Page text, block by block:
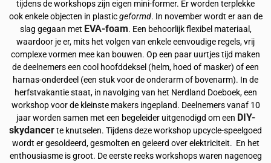
tijdens de workshops zijn eigen mini-former. Er worden terplekke
ook enkele objecten in plasticgeformd. In november wordt er aan de
slag gegaan met EVA-foam. Een behoorlijk flexibel materiaal,
waardoor je er, mits het volgen van enkele eenvoudige regels, vrij
complexe vormen mee kan bouwen. Op een paar uurtjes tijd maken
de deelnemers een cool hoofddeksel (helm, hoed of masker) of een
harnas-onderdeel (een stuk voor de onderarm of bovenarm). In de
herfstvakantie staat, in navolging van het Nerdland Doeboek, een
workshop voor de kleinste makers ingepland. Deelnemers vanaf 10
jaar worden samen met een begeleider uitgenodigd om een DIY-
skydancerte knutselen. Tijdens deze workshop upcycle-speelgoed
wordt er gesoldeerd, gesmolten en geleerd over elektriciteit. En het
enthousiasme is groot. De eerste reeks workshops waren nagenoeg